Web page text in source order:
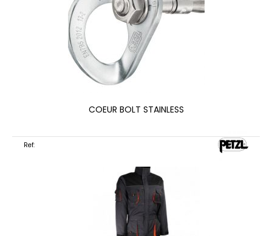
COEUR BOLT STAINLESS
Ref: